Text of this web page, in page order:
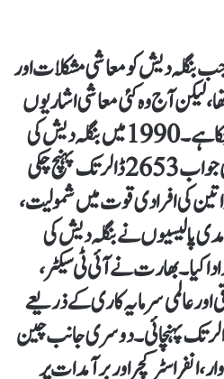
بنگلہ دیش کو معاشی مشکلات اور
لیکن آج وہ کئی معاشی اشاریوں
میں پاکستان سے آگے نکل چکا ہے۔ 1990 میں بنگلہ دیش کی
فی کس آمدنی 324 ڈالر تھی جو اب 2653 ڈالر تک پہنچ چکی
کی افرادی قوت میں شمولیت،
پالیسیوں نے بنگلہ دیش کی
کیا۔بھارت نے آئی ٹی سیکٹر،
عالمی سرمایہ کاری کے ذریعے
فی کس آمدنی 2675 ڈالر تک پہنچائی۔ دوسری جانب چین
انفراسٹرکچر اور برآمدات پر